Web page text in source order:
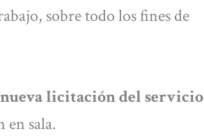
sobre todo los fines de
nueva licitación del servicio
en sala.